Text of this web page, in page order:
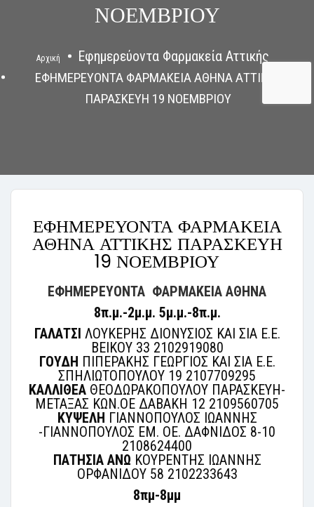
ΝΟΕΜΒΡΙΟΥ
Αρχική Εφημερεύοντα Φαρμακεία Αττικής
ΕΦΗΜΕΡΕΥΟΝΤΑ ΦΑΡΜΑΚΕΙΑ ΑΘΗΝΑ ΑΤΤΙΚΗΣ
ΠΑΡΑΣΚΕΥΗ 19 ΝΟΕΜΒΡΙΟΥ
ΕΦΗΜΕΡΕΥΟΝΤΑ ΦΑΡΜΑΚΕΙΑ
ΑΘΗΝΑ ΑΤΤΙΚΗΣ ΠΑΡΑΣΚΕΥΗ
19 ΝΟΕΜΒΡΙΟΥ
ΕΦΗΜΕΡΕΥΟΝΤΑ ΦΑΡΜΑΚΕΙΑ ΑΘΗΝΑ
8π.μ.-2μ.μ. 5μ.μ.-8π.μ.
ΓΑΛΑΤΣΙ ΛΟΥΚΕΡΗΣ ΔΙΟΝΥΣΙΟΣ ΚΑΙ ΣΙΑ Ε.Ε.
ΒΕΙΚΟΥ 33 2102919080
ΓΟΥΔΗ ΠΙΠΕΡΑΚΗΣ ΓΕΩΡΓΙΟΣ ΚΑΙ ΣΙΑ Ε.Ε.
ΣΠΗΛΙΩΤΟΠΟΥΛΟΥ 19 2107709295
ΚΑΛΛΙΘΕΑ ΘΕΟΔΩΡΑΚΟΠΟΥΛΟΥ ΠΑΡΑΣΚΕΥΗ-
ΜΕΤΑΞΑΣ ΚΩΝ.ΟΕ ΔΑΒΑΚΗ 12 2109560705
ΚΥΨΕΛΗ ΓΙΑΝΝΟΠΟΥΛΟΣ ΙΩΑΝΝΗΣ
-ΓΙΑΝΝΟΠΟΥΛΟΣ ΕΜ. ΟΕ. ΔΑΦΝΙΔΟΣ 8-10
2108624400
ΠΑΤΗΣΙΑ ΑΝΩ ΚΟΥΡΕΝΤΗΣ ΙΩΑΝΝΗΣ
ΟΡΦΑΝΙΔΟΥ 58 2102233643
8πμ-8μμ